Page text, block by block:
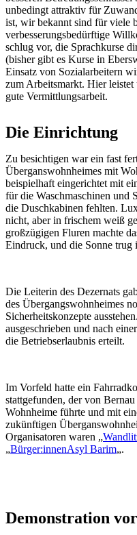
unbedingt attraktiv für
ist, wir bekannt sind für viele
verbesserungsbedürftige
schlug vor, die Sprachkurse
(bisher gibt es Kurse in
Einsatz von Sozialarbeitern
zum Arbeitsmarkt. Hier leistet
gute Vermittlungsarbeit.
Die Einrichtung
Zu besichtigen war ein fast
Überganswohnheimes mit
beispielhaft eingerichtet mit
für die Waschmaschinen und
die Duschkabinen fehlten.
nicht, aber in frischem weiß
großzügigen Fluren machte
Eindruck, und die Sonne trug
Die Leiterin des Dezernats
des Übergangswohnheimes
Sicherheitskonzepte
ausgeschrieben und nach
die Betriebserlaubnis erteilt.
Im Vorfeld hatte ein
stattgefunden, der von
Wohnheime führte und mit
zukünftigen
Organisatoren waren „
„Bürger:innenAsyl Barim„.
Demonstration